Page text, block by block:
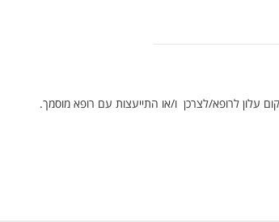
עלון לרופא/לצרכן ו/או התייעצות עם רופא מוסמך.